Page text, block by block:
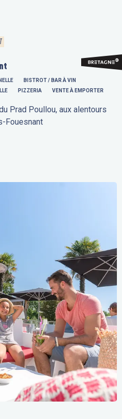
BISTROT / BAR À VIN
PIZZERIA VENTE À EMPORTER
Prad Poullou, aux alentours
Fouesnant